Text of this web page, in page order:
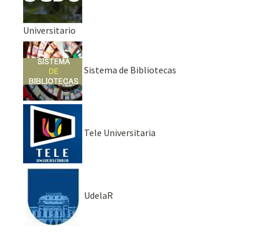
Universitario
Sistema de Bibliotecas
Tele Universitaria
UdelaR